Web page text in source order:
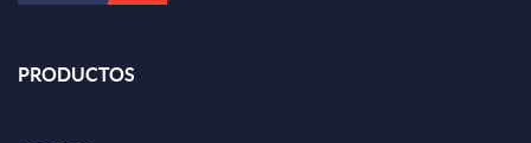
PRODUCTOS